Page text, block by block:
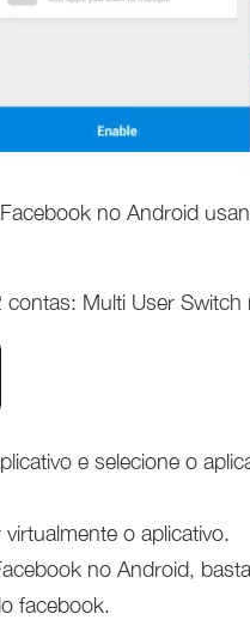
no Android
Multi User Switch
e selecione o
o aplicativo.
no Android,
facebook.